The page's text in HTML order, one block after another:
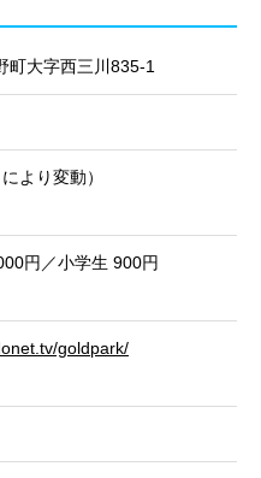
町大字西三川835-1
より変動）
円／小学生 900円
goldpark/